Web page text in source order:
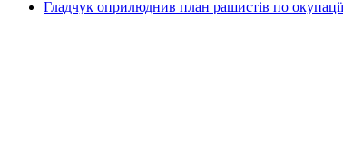
Гладчук оприлюднив план рашистів по